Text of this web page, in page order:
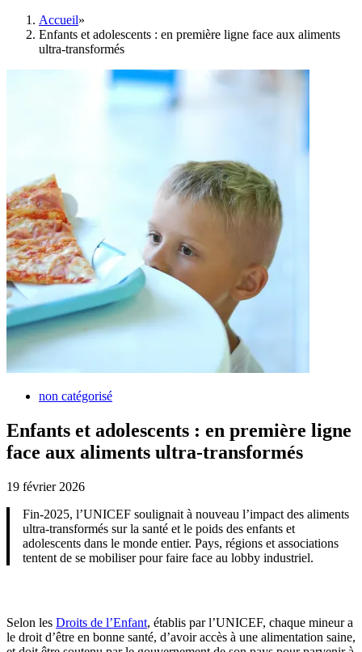
Accueil»
Enfants et adolescents : en première ligne face aux aliments
ultra-transformés
non catégorisé
Enfants et adolescents : en première ligne
face aux aliments ultra-transformés
19 février 2026
Fin-2025, l’UNICEF soulignait à nouveau l’impact des aliments
ultra-transformés sur la santé et le poids des enfants et
adolescents dans le monde entier. Pays, régions et associations
tentent de se mobiliser pour faire face au lobby industriel.
Selon les Droits de l’Enfant, établis par l’UNICEF, chaque mineur a
le droit d’être en bonne santé, d’avoir accès à une alimentation saine,